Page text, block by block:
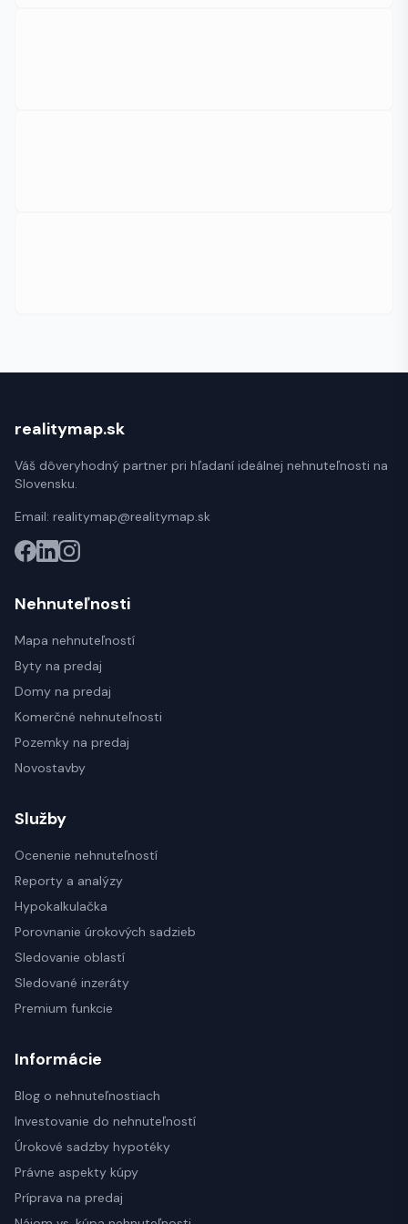
realitymap.sk
Váš dôveryhodný partner pri hľadaní ideálnej nehnuteľnosti na
Slovensku.
Email: realitymap@realitymap.sk
Nehnuteľnosti
Mapa nehnuteľností
Byty na predaj
Domy na predaj
Komerčné nehnuteľnosti
Pozemky na predaj
Novostavby
Služby
Ocenenie nehnuteľností
Reporty a analýzy
Hypokalkulačka
Porovnanie úrokových sadzieb
Sledovanie oblastí
Sledované inzeráty
Premium funkcie
Informácie
Blog o nehnuteľnostiach
Investovanie do nehnuteľností
Úrokové sadzby hypotéky
Právne aspekty kúpy
Príprava na predaj